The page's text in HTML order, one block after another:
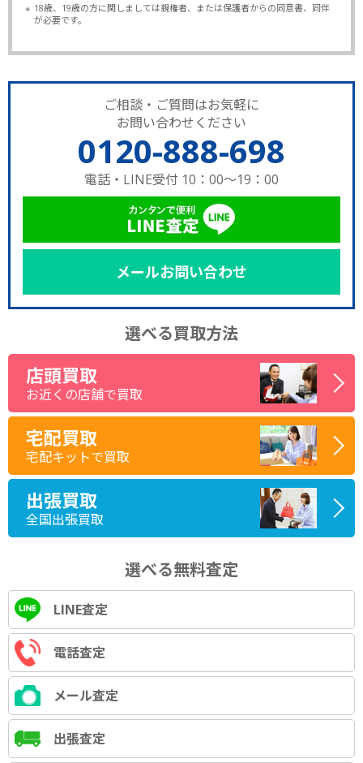
※ 18歳、19歳の方に関しましては親権者、または保護者からの同意書、同伴
が必要です。
ご相談・ご質問はお気軽に
お問い合わせください
0120-888-698
電話・LINE受付 10：00～19：00
メールお問い合わせ
選べる買取方法
店頭買取
お近くの店舗で買取
宅配買取
宅配キットで買取
出張買取
全国出張買取
選べる無料査定
LINE査定
電話査定
メール査定
出張査定